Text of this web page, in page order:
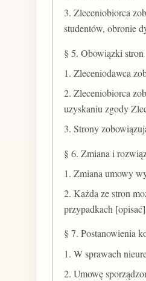
3. Zleceniobiorca
studentów, obronie
§ 5. Obowiązki stron
1. Zleceniodawca
2. Zleceniobiorca
uzyskaniu zgody
3. Strony
§ 6. Zmiana i
1. Zmiana umowy
2. Każda ze stron
przypadkach
§ 7. Postanowienia
1. W sprawach
2. Umowę